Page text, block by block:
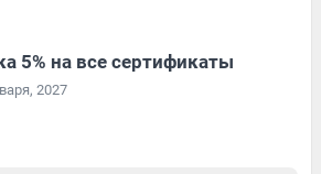
5% на все сертификаты
2027